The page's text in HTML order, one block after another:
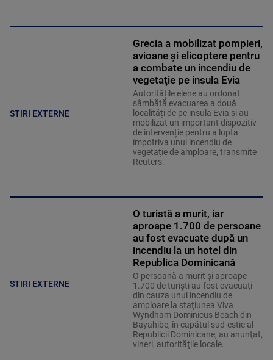
STIRI EXTERNE
Grecia a mobilizat pompieri,
avioane şi elicoptere pentru
a combate un incendiu de
vegetaţie pe insula Evia
Autoritățile elene au ordonat
sâmbătă evacuarea a două
localități de pe insula Evia și au
mobilizat un important dispozitiv
de intervenție pentru a lupta
împotriva unui incendiu de
vegetație de amploare, transmite
Reuters.
STIRI EXTERNE
O turistă a murit, iar
aproape 1.700 de persoane
au fost evacuate după un
incendiu la un hotel din
Republica Dominicană
O persoană a murit şi aproape
1.700 de turişti au fost evacuaţi
din cauza unui incendiu de
amploare la staţiunea Viva
Wyndham Dominicus Beach din
Bayahibe, în capătul sud-estic al
Republicii Dominicane, au anunţat,
vineri, autorităţile locale.